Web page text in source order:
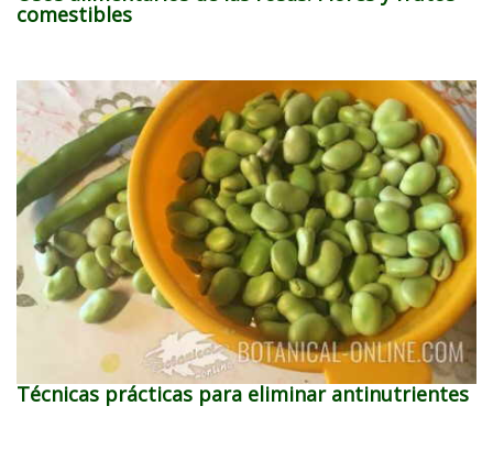
comestibles
Técnicas prácticas para eliminar antinutrientes